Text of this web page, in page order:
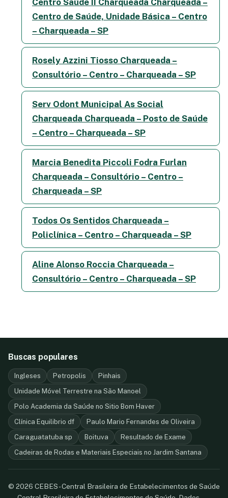
Centro de Saúde, Unidade Básica – Centro
– Charqueada – SP
Rosely Azzini Tiosso Charqueada –
Consultório – Centro – Charqueada – SP
Serv Odont Municipal As Social
Charqueada Charqueada – Posto de Saúde
– Centro – Charqueada – SP
Marcia Benedita Piccoli Fodra Furlan
Charqueada – Consultório – Centro –
Charqueada – SP
Todos Os Sentidos Charqueada –
Policlínica – Centro – Charqueada – SP
Aline Alonso Roccia Charqueada –
Consultório – Centro – Charqueada – SP
Buscas populares
Ingleses Petropolis
Pinhais
Unidade Móvel Terrestre na São Manoel
Polo Academia da Saúde no Sitio Bom Haver
Clínica Equilibrio df
Paulo Mario Fernandes de Oliveira
Caraguatatuba sp
Boituva
Resultado de Exame
Cadeiras de Rodas e Materiais Especiais no Jardim Santana
© 2026 CEBES - Central Brasileira de Estabelecimentos de Saúde